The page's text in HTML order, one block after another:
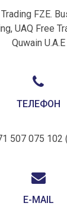
FZE.
UAQ Free
Quwain U.A.E
ТЕЛЕФОН
507 075 102
E-MAIL